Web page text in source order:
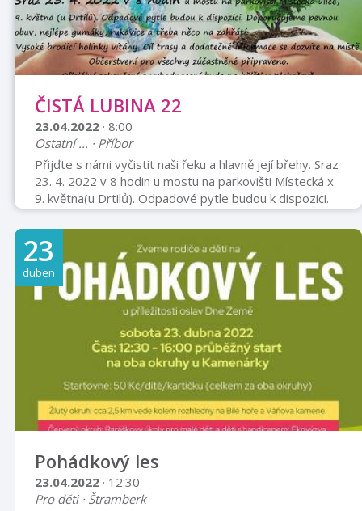
ČISTÁ LUBINA 22
23.04.2022 · 8:00
Ostatní ... · Příbor
Přijďte s námi vyčistit naši řeku a hlavně její břehy. Sraz
23. 4. 2022 v 8 hodin u mostu na parkovišti Místecká x
9. května(u Drtilů). Odpadové pytle budou k dispozici.
Doporučujeme pevnou obuv, nejlépe gumáky, rukavice,
třeba něco na zahřátí. Vysoké brodící holínky vítány. Cíl
trasy a dodatečné informace se dozvíte na místě.
Občerstvení pro všechny zúčastněné připraveno.
Oficiální zakončení a vyhodnocení bude na hřišti v
Klokočově. www.klokocov.com
23
duben
Pohádkový les
23.04.2022 · 12:30
Pro děti · Štramberk